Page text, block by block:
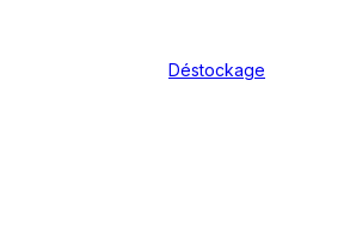
Déstockage